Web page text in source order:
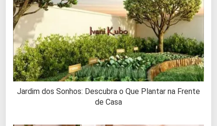
Jardim dos Sonhos: Descubra o Que Plantar na Frente
de Casa